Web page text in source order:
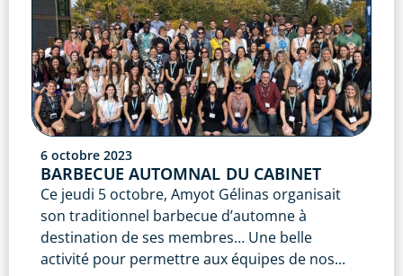
6 octobre 2023
BARBECUE AUTOMNAL DU CABINET
Ce jeudi 5 octobre, Amyot Gélinas organisait
son traditionnel barbecue d’automne à
destination de ses membres… Une belle
activité pour permettre aux équipes de nos...